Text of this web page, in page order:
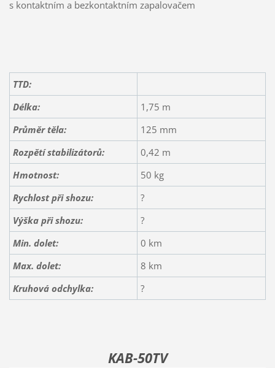
s kontaktním a bezkontaktním zapalovačem
TTD:
Délka:
1,75 m
Průměr těla:
125 mm
Rozpětístabilizátorů:
0,42 m
Hmotnost:
50 kg
Rychlost při shozu:
?
Výška při shozu:
?
Min. dolet:
0 km
Max. dolet:
8 km
Kruhová odchylka:
?
KAB-50TV